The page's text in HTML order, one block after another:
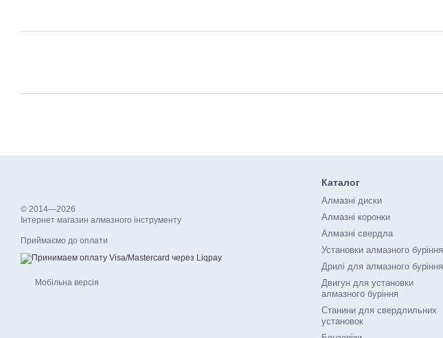
© 2014—2026
Інтернет магазин алмазного інструменту
Приймаємо до оплати
Мобільна версія
Каталог
Алмазні диски
Алмазні коронки
Алмазні свердла
Установки алмазного буріння
Дрилі для алмазного буріння
Двигун для установки
алмазного буріння
Станини для свердлильних
установок